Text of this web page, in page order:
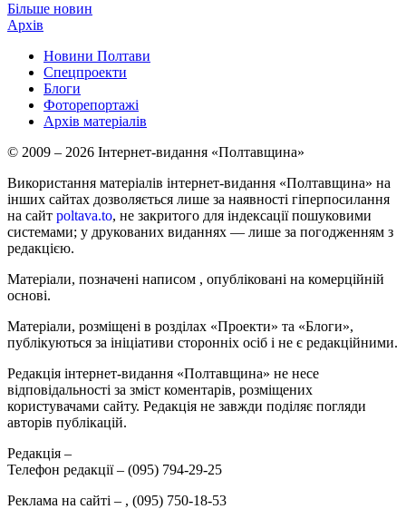
Більше новин
Архів
Новини Полтави
Спецпроекти
Блоги
Фоторепортажі
Архів матеріалів
© 2009 – 2026 Інтернет-видання «Полтавщина»
Використання матеріалів інтернет-видання «Полтавщина» на
інших сайтах дозволяється лише за наявності гіперпосилання
на сайт poltava.to, не закритого для індексації пошуковими
системами; у друкованих виданнях — лише за погодженням з
редакцією.
Матеріали, позначені написом , опубліковані на комерційній
основі.
Матеріали, розміщені в розділах «Проекти» та «Блоги»,
публікуються за ініціативи сторонніх осіб і не є редакційними.
Редакція інтернет-видання «Полтавщина» не несе
відповідальності за зміст коментарів, розміщених
користувачами сайту. Редакція не завжди поділяє погляди
авторів публікацій.
Редакція –
Телефон редакції – (095) 794-29-25
Реклама на сайті – , (095) 750-18-53